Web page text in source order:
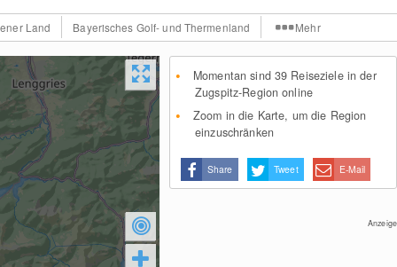
Land Bayerisches Golf- und Thermenland Mehr
Momentan sind 39 Reiseziele in der
Zugspitz-Region online
Zoom in die Karte, um die Region
einzuschränken
Share Tweet E-Mail
Anzeige